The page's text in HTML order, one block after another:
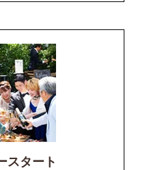
スタート